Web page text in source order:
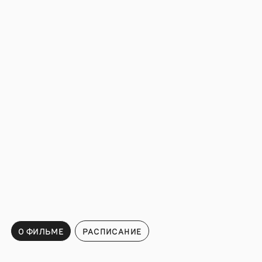
О ФИЛЬМЕ РАСПИСАНИЕ